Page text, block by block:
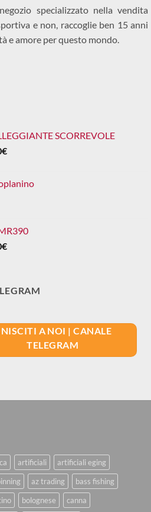
specializzato nella vendita
e non, raccoglie ben 15 anni
e amore per questo mondo.
SCORREVOLE
€
€
A NOI | CANALE
TELEGRAM
artificiali
artificiali eging
az trading
bass fishing
bolognese canna